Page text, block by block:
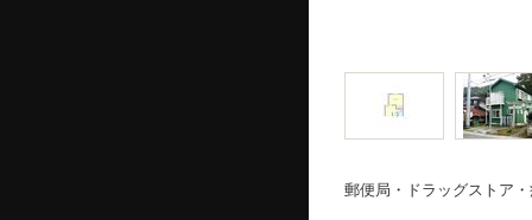
郵便局・ドラッグストア